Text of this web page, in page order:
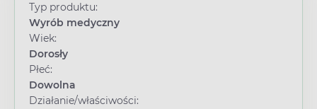
Typ produktu:
Wyrób medyczny
Wiek:
Dorosły
Płeć:
Dowolna
Działanie/właściwości: